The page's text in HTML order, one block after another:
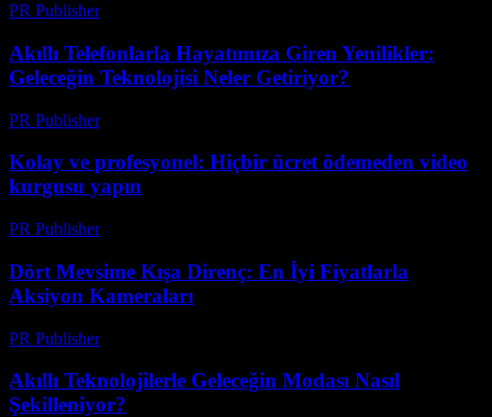
PR Publisher-
Akıllı Telefonlarla Hayatımıza Giren Yenilikler:
Geleceğin Teknolojisi Neler Getiriyor?
PR Publisher-
Kolay ve profesyonel: Hiçbir ücret ödemeden video
kurgusu yapın
PR Publisher-
Dört Mevsime Kışa Direnç: En İyi Fiyatlarla
Aksiyon Kameraları
PR Publisher-
Akıllı Teknolojilerle Geleceğin Modası Nasıl
Şekilleniyor?